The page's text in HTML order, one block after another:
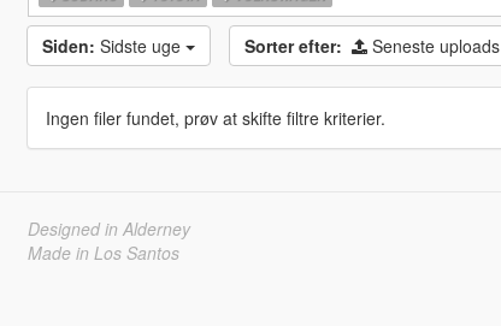
Siden: Sidste uge Sorter efter: Seneste uploads
Ingen filer fundet, prøv at skifte filtre kriterier.
Designed in Alderney
Made in Los Santos